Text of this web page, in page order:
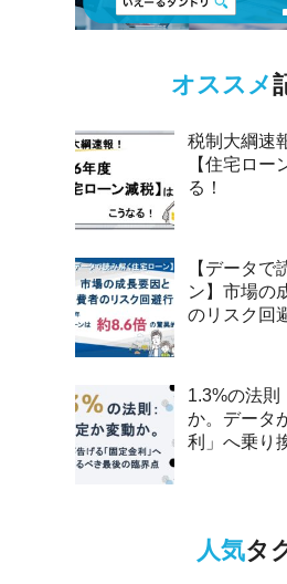
オススメ
税制大綱速
【住宅ロー
る！
【データで
ン】市場の
のリスク回
1.3%の法則
か。データ
利」へ乗り
人気タ